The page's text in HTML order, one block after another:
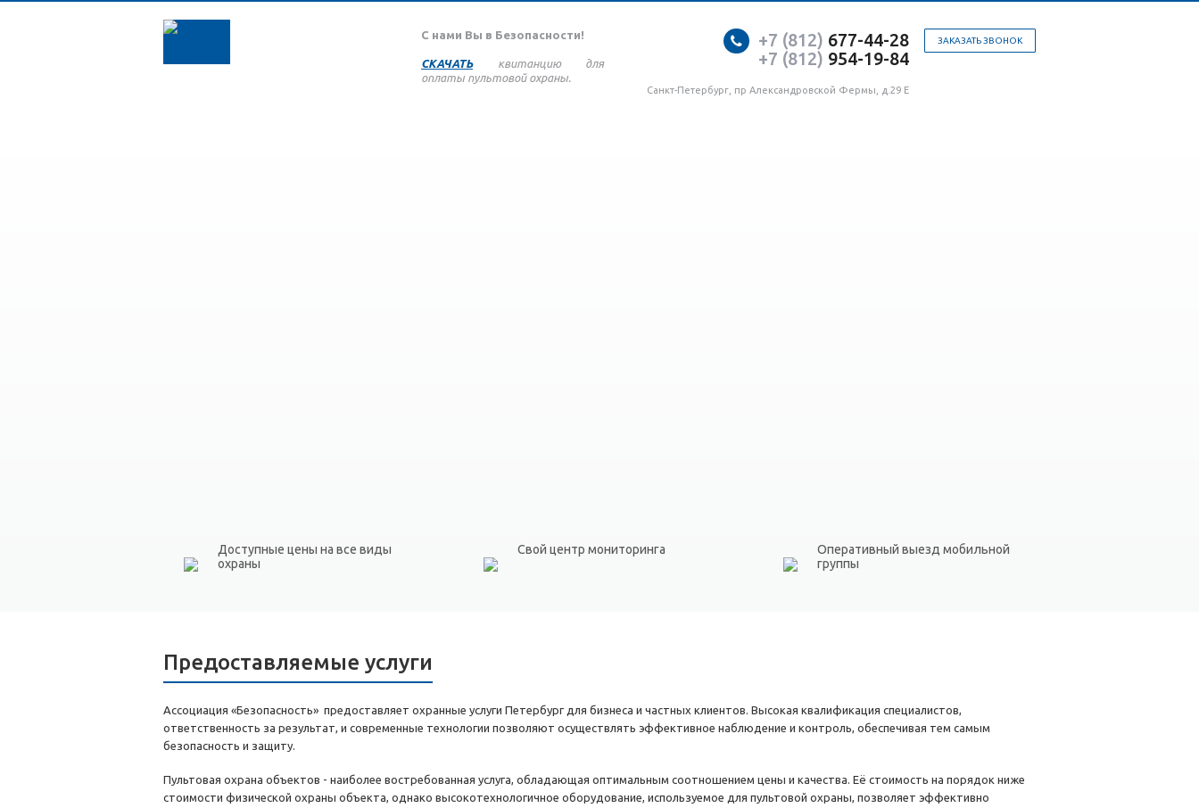
С нами Вы в Безопасности!
СКАЧАТЬквитанцию для
оплаты пультовой охраны.
ЗАКАЗАТЬ ЗВОНОК
+7 (812) 677-44-28
+7 (812) 954-19-84
Санкт-Петербург, пр Александровской Фермы, д.29 Е
Доступные цены на все виды
охраны
Свой центр мониторинга
Оперативный выезд мобильной
группы
Предоставляемые услуги
Ассоциация «Безопасность» предоставляет охранные услуги Петербург для бизнеса и частных клиентов. Высокая квалификация специалистов,
ответственность за результат, и современные технологии позволяют осуществлять эффективное наблюдение и контроль, обеспечивая тем самым
безопасность и защиту.
Пультовая охрана объектов - наиболее востребованная услуга, обладающая оптимальным соотношением цены и качества. Её стоимость на порядок ниже
стоимости физической охраны объекта, однако высокотехнологичное оборудование, используемое для пультовой охраны, позволяет эффективно